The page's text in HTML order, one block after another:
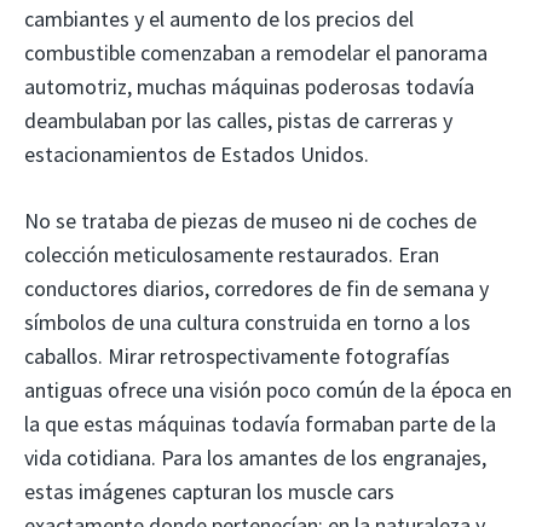
cambiantes y el aumento de los precios del
combustible comenzaban a remodelar el panorama
automotriz, muchas máquinas poderosas todavía
deambulaban por las calles, pistas de carreras y
estacionamientos de Estados Unidos.
No se trataba de piezas de museo ni de coches de
colección meticulosamente restaurados. Eran
conductores diarios, corredores de fin de semana y
símbolos de una cultura construida en torno a los
caballos. Mirar retrospectivamente fotografías
antiguas ofrece una visión poco común de la época en
la que estas máquinas todavía formaban parte de la
vida cotidiana. Para los amantes de los engranajes,
estas imágenes capturan los muscle cars